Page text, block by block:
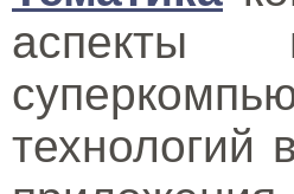
аспекты
технологий